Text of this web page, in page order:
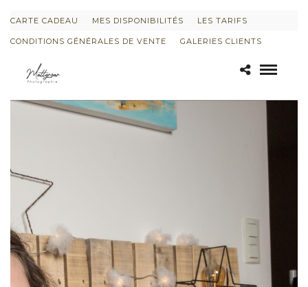
CARTE CADEAU MES DISPONIBILITÉS LES TARIFS
CONDITIONS GÉNÉRALES DE VENTE GALERIES CLIENTS